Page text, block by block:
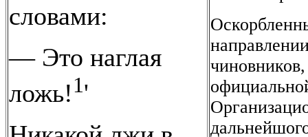
словами:
— Это наглая
ложь!1'